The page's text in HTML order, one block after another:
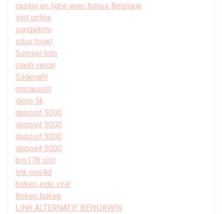
casino en ligne avec bonus Belgique
slot online
sungaitoto
situs togel
Sumsel toto
clash verge
Sildenafil
macauslot
depo 5k
deposit 5000
deposit 5000
deposit 5000
deposit 5000
bro178 slot
link pos4d
bokep indo viral
Bokep bokep
LINK ALTERNATIF BEWOKWIN